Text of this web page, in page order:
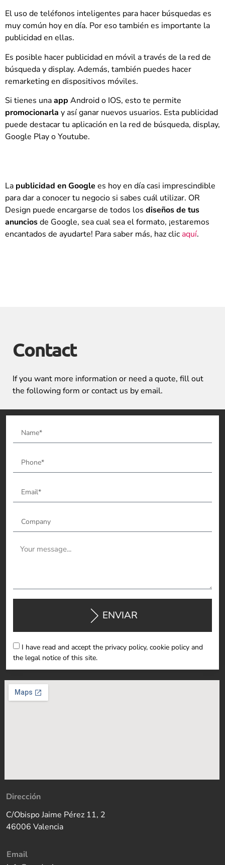
El uso de teléfonos inteligentes para hacer búsquedas es
muy común hoy en día. Por eso también es importante la
publicidad en ellas.
Es posible hacer publicidad en móvil a través de la red de
búsqueda y display. Además, también puedes hacer
remarketing en dispositivos móviles.
Si tienes unaapp Android o IOS, esto te permite
promocionarla y así ganar nuevos usuarios. Esta publicidad
puede destacar tu aplicación en la red de búsqueda, display,
Google Play o Youtube.
La publicidad en Google es hoy en día casi imprescindible
para dar a conocer tu negocio si sabes cuál utilizar. OR
Design puede encargarse de todos los diseños de tus
anunciosde Google, sea cual sea el formato, ¡estaremos
encantados de ayudarte! Para saber más, haz clic aquí.
Contact
If you want more information or need a quote, fill out
the following form or contact us by email.
I have read and accept the privacy policy, cookie policy and
the legal notice of this site.
ENVIAR
Dirección
C/Obispo Jaime Pérez 11, 2
46006 Valencia
Email